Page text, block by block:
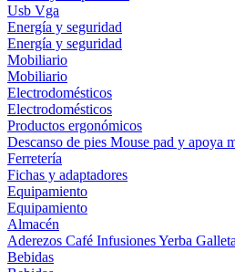
Usb Vga
Energía y seguridad
Energía y seguridad
Mobiliario
Mobiliario
Electrodomésticos
Electrodomésticos
Productos ergonómicos
Descanso de pies Mouse pad y apoya
Ferretería
Fichas y adaptadores
Equipamiento
Equipamiento
Almacén
Aderezos Café InfusionesYerba
Bebidas